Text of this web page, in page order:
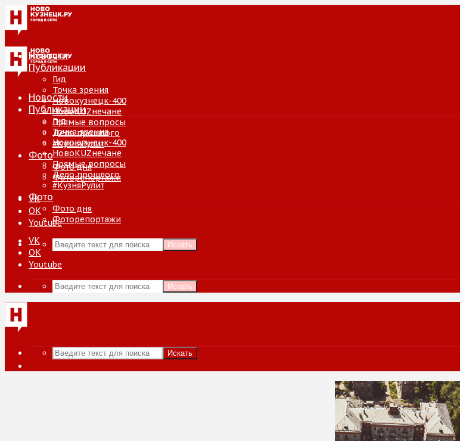
Новости
Публикации
Гид
Точка зрения
Новокузнецк-400
НовоKUZнечане
Прямые вопросы
Дело прошлого
#КузняРулит
Фото
Фото дня
Фоторепортажи
VK
ОК
Youtube
Искать
Новости
Публикации
Гид
Точка зрения
Новокузнецк-400
НовоKUZнечане
Прямые вопросы
Дело прошлого
#КузняРулит
Фото
Фото дня
Фоторепортажи
VK
ОК
Youtube
Искать
Искать